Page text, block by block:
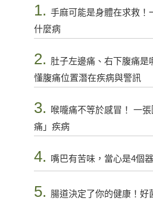
1. 手麻可能是身體在求救！
什麼病
2. 肚子左邊痛、右下腹痛是
懂腹痛位置潛在疾病與警訊
3.
喉嚨痛不等於感冒！ 一
痛」疾病
4. 嘴巴有苦味，當心是4個
5. 腸道決定了你的健康！好